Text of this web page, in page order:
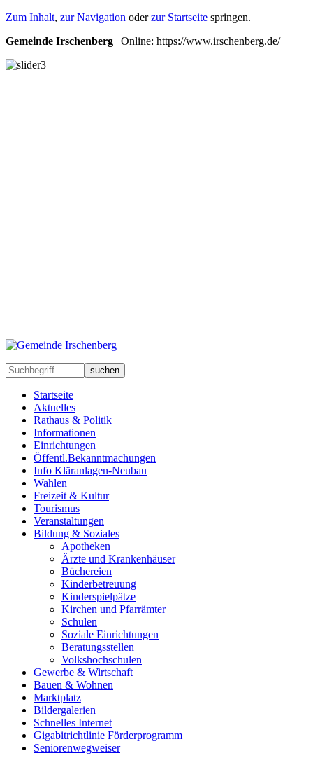
Zum Inhalt, zur Navigation oderzur Startseite springen.
Gemeinde Irschenberg | Online: https://www.irschenberg.de/
suchen
Startseite
Aktuelles
Rathaus & Politik
Informationen
Einrichtungen
Öffentl.Bekanntmachungen
Info Kläranlagen-Neubau
Wahlen
Freizeit & Kultur
Tourismus
Veranstaltungen
Bildung & Soziales
Apotheken
Ärzte und Krankenhäuser
Büchereien
Kinderbetreuung
Kinderspielpätze
Kirchen und Pfarrämter
Schulen
Soziale Einrichtungen
Beratungsstellen
Volkshochschulen
Gewerbe & Wirtschaft
Bauen & Wohnen
Marktplatz
Bildergalerien
Schnelles Internet
Gigabitrichtlinie Förderprogramm
Seniorenwegweiser